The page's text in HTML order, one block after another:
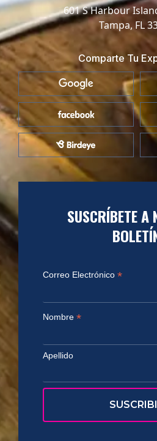
601 S Harbour
Tampa, FL
Comparte Tu
SUSCRÍBETE A
Correo Electrónico *
Nombre *
Apellido